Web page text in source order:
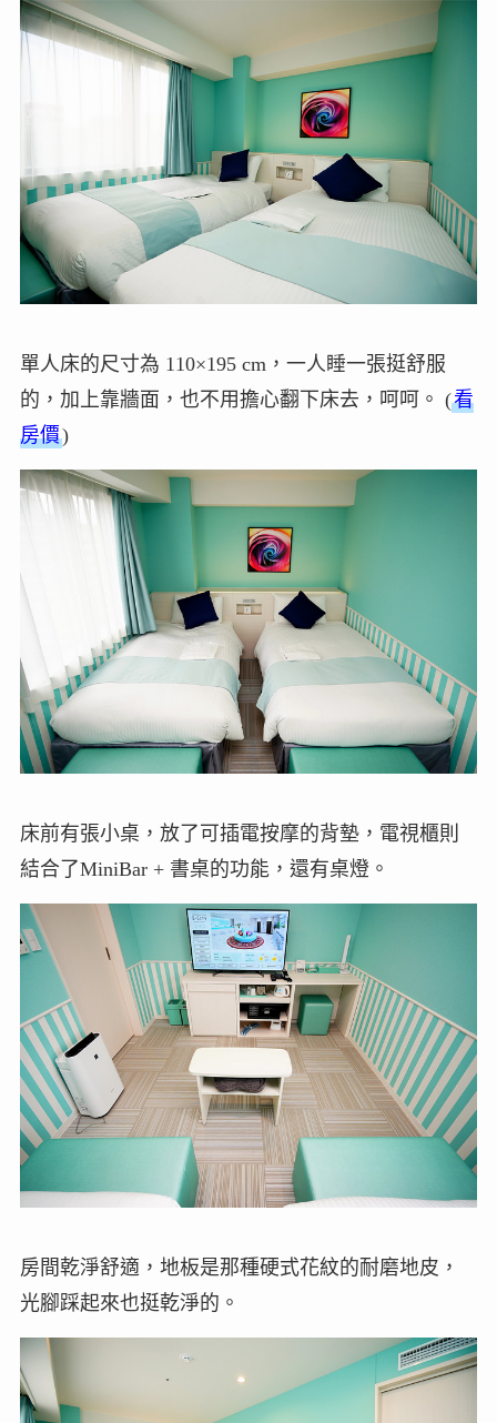
單人床的尺寸為 110×195 cm，一人睡一張挺舒服
的，加上靠牆面，也不用擔心翻下床去，呵呵。 (看
房價)
床前有張小桌，放了可插電按摩的背墊，電視櫃則
結合了MiniBar + 書桌的功能，還有桌燈。
房間乾淨舒適，地板是那種硬式花紋的耐磨地皮，
光腳踩起來也挺乾淨的。